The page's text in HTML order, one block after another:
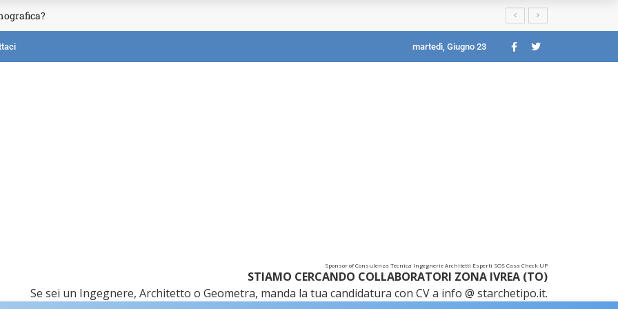
martedì, Giugno 23
Sponsor of Consulenza Tecnica Ingegnerie Architetti Esperti SOS Casa Check UP
STIAMO CERCANDO COLLABORATORI ZONA IVREA (TO)
Se sei un Ingegnere, Architetto o Geometra, manda la tua candidatura con CV a info @ starchetipo.it.